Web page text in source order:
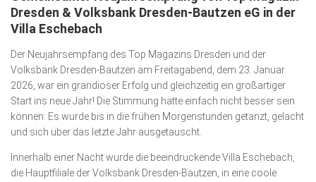
Kunst & Kultur
Ausflug & Reise
Podcast
Top Branchen
SACHSEN IN PARIS
Dresden & Volksbank Dresden-Bautzen eG in der
Villa Eschebach
Der Neujahrsempfang des Top Magazins Dresden und der
Volksbank Dresden-Bautzen am Freitagabend, dem 23. Januar
2026, war ein grandioser Erfolg und gleichzeitig ein großartiger
Start ins neue Jahr! Die Stimmung hätte einfach nicht besser sein
können: Es wurde bis in die frühen Morgenstunden getanzt, gelacht
und sich über das letzte Jahr ausgetauscht.
Innerhalb einer Nacht wurde die beeindruckende Villa Eschebach,
die Hauptfiliale der Volksbank Dresden-Bautzen, in eine coole